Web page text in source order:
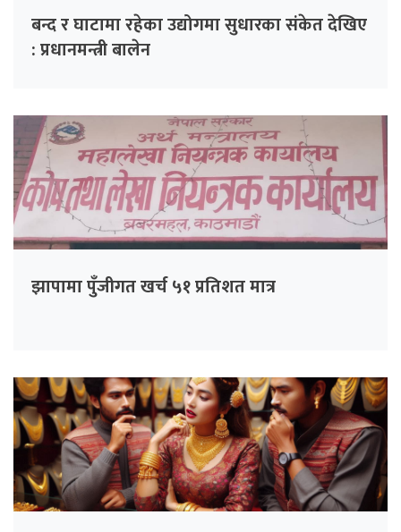
बन्द र घाटामा रहेका उद्योगमा सुधारका संकेत देखिए
: प्रधानमन्त्री बालेन
झापामा पुँजीगत खर्च ५१ प्रतिशत मात्र